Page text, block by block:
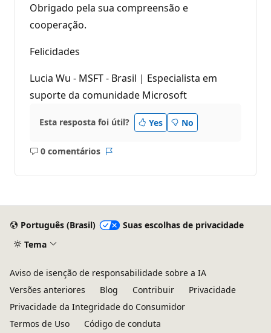
Obrigado pela sua compreensão e
cooperação.
Felicidades
Lucia Wu - MSFT - Brasil | Especialista em
suporte da comunidade Microsoft
Esta resposta foi útil? Yes No
0 comentários
Sem
Português (Brasil)
Suas escolhas de privacidade
Tema
Aviso de isenção de responsabilidade sobre a IA
Versões anteriores
Blog Contribuir
Privacidade
Privacidade da Integridade do Consumidor
Termos de Uso
Código de conduta